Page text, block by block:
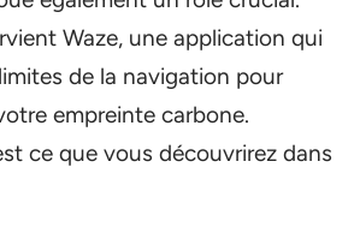
Waze, une application qui
de la navigation pour
empreinte carbone.
ce que vous découvrirez dans